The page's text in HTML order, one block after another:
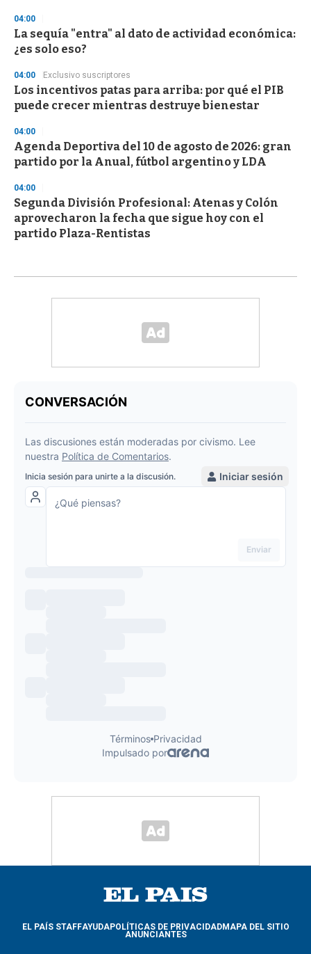
04:00
La sequía "entra" al dato de actividad económica:
¿es solo eso?
04:00 Exclusivo suscriptores
Los incentivos patas para arriba: por qué el PIB
puede crecer mientras destruye bienestar
04:00
Agenda Deportiva del 10 de agosto de 2026: gran
partido por la Anual, fútbol argentino y LDA
04:00
Segunda División Profesional: Atenas y Colón
aprovecharon la fecha que sigue hoy con el
partido Plaza-Rentistas
EL PAÍS STAFFAYUDAPOLÍTICAS DE PRIVACIDADMAPA DEL SITIO
ANUNCIANTES